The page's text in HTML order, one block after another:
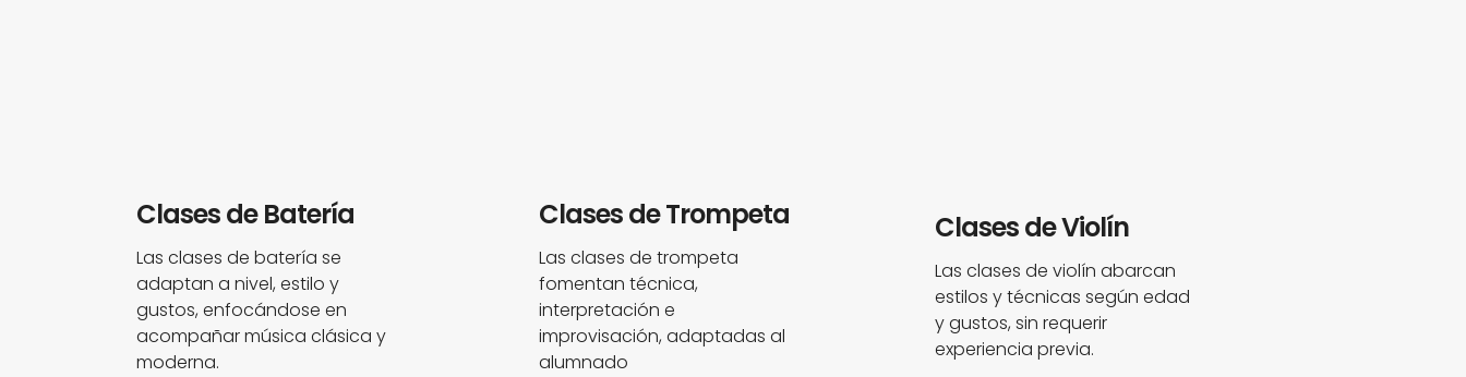
Clases de Batería
Las clases de batería se
adaptan a nivel, estilo y
gustos, enfocándose en
acompañar música clásica y
moderna.
Clases de Trompeta
Las clases de trompeta
fomentan técnica,
interpretación e
improvisación, adaptadas al
alumnado
Clases de Violín
Las clases de violín abarcan
estilos y técnicas según edad
y gustos, sin requerir
experiencia previa.